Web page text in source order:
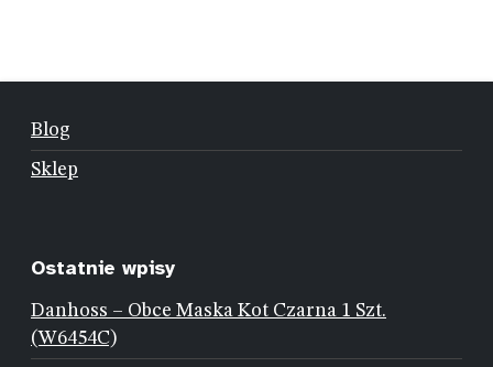
Blog
Sklep
Ostatnie wpisy
Danhoss – Obce Maska Kot Czarna 1 Szt.
(W6454C)